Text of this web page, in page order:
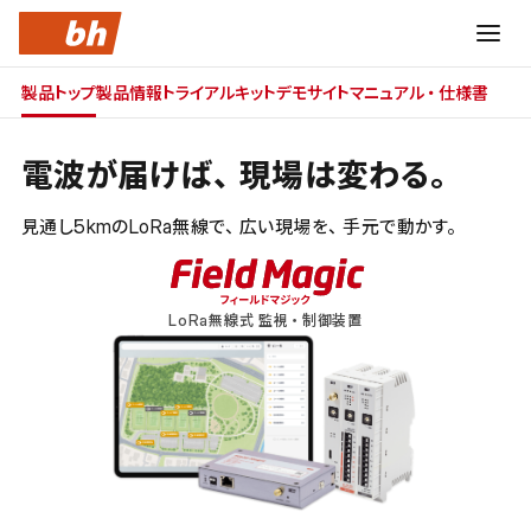
製品トップ製品情報トライアルキットデモサイトマニュアル・仕様書
電波が届けば、現場は変わる。
見通し5kmのLoRa無線で、広い現場を、手元で動かす。
LoRa無線式 監視・制御装置